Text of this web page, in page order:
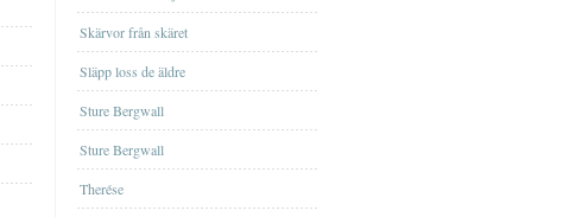
Skärvor från skäret
Släpp loss de äldre
Sture Bergwall
Sture Bergwall
Therése